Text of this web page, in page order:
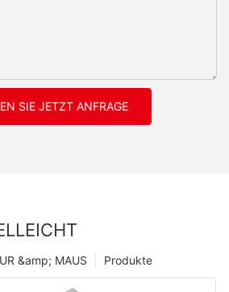
SIE JETZT ANFRAGE
Produkte
&amp; MAUS